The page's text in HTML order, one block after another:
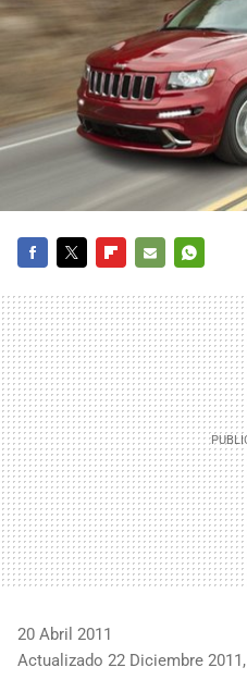
MAIL
20 Abril 2011
Actualizado 22 Diciembre